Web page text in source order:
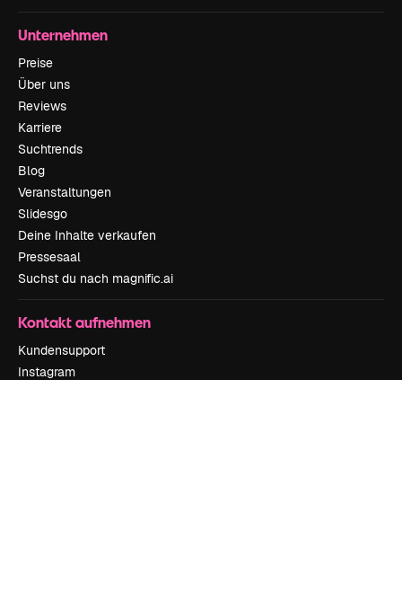
Unternehmen
Preise
Über uns
Reviews
Karriere
Suchtrends
Blog
Veranstaltungen
Slidesgo
Deine Inhalte verkaufen
Pressesaal
Suchst du nach magnific.ai
Kontakt aufnehmen
Kundensupport
Instagram